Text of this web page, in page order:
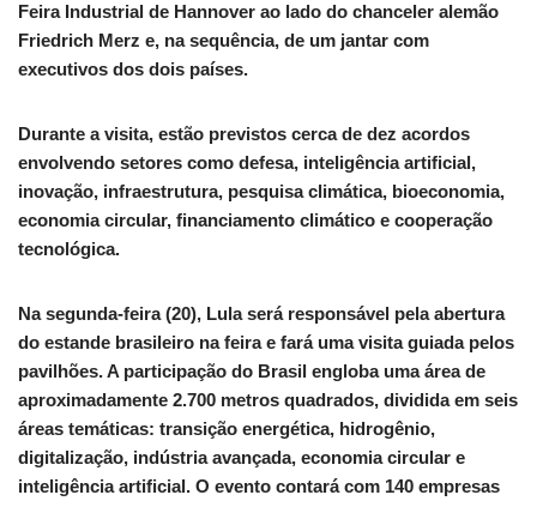
Feira Industrial de Hannover ao lado do chanceler alemão
Friedrich Merz e, na sequência, de um jantar com
executivos dos dois países.
Durante a visita, estão previstos cerca de dez acordos
envolvendo setores como defesa, inteligência artificial,
inovação, infraestrutura, pesquisa climática, bioeconomia,
economia circular, financiamento climático e cooperação
tecnológica.
Na segunda-feira (20), Lula será responsável pela abertura
do estande brasileiro na feira e fará uma visita guiada pelos
pavilhões. A participação do Brasil engloba uma área de
aproximadamente 2.700 metros quadrados, dividida em seis
áreas temáticas: transição energética, hidrogênio,
digitalização, indústria avançada, economia circular e
inteligência artificial. O evento contará com 140 empresas